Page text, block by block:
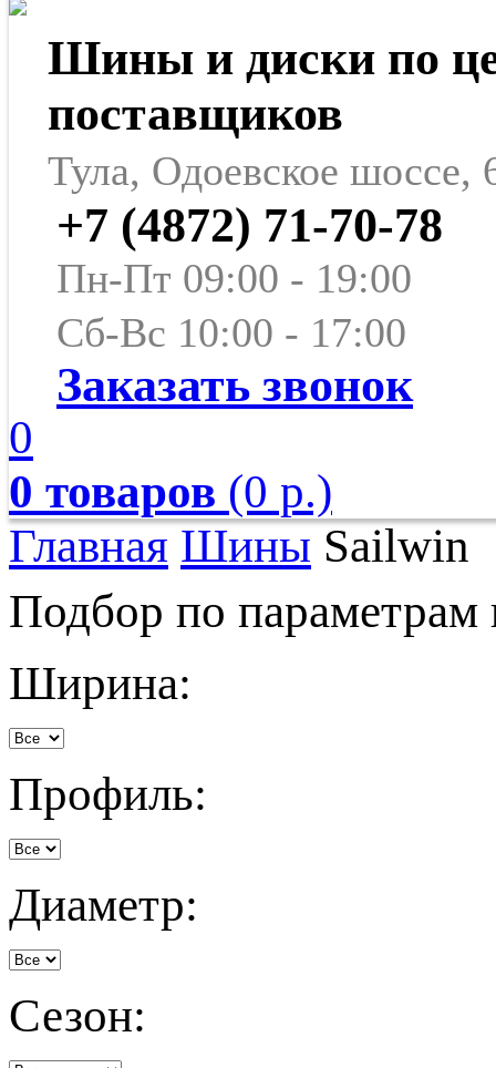
Шины и диски по
поставщиков
Тула, Одоевское шоссе,
+7 (4872) 71-70-78
Пн-Пт 09:00 - 19:00
Сб-Вс 10:00 - 17:00
Заказать звонок
0
0 товаров (0 р.)
Главная Шины Sailwin
Подбор по
Ширина:
Профиль:
Диаметр:
Сезон: